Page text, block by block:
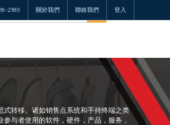
2189 關於我們 聯絡我們 登入
转移。诸如销售点系统和手持终端之类
与者使用的软件，硬件，产品，服务，